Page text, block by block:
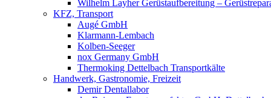
Wilhelm Layher Gerüstaufbereitung –
KFZ, Transport
Augé GmbH
Klarmann-Lembach
Kolben-Seeger
nox Germany GmbH
Thermoking Dettelbach Transportkälte
Handwerk, Gastronomie, Freizeit
Demir Dentallabor